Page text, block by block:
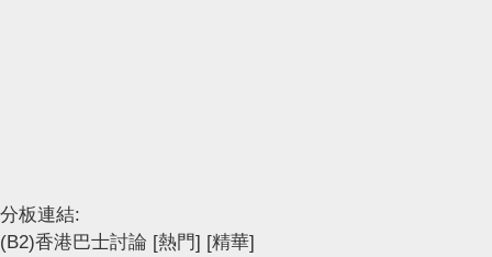
分板連結:
(B2)香港巴士討論 [熱門] [精華]